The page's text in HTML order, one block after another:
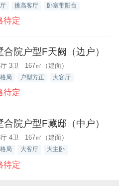
挑高客厅 卧室带阳台
待定
合院户型F天阙（边户）
3卫 167㎡（建面）
局 户型方正 大客厅
待定
合院户型F藏邸（中户）
4卫 167㎡（建面）
局 大客厅 大主卧
待定